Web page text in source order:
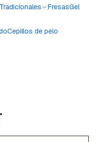
FresasGel
Cepillos de pelo